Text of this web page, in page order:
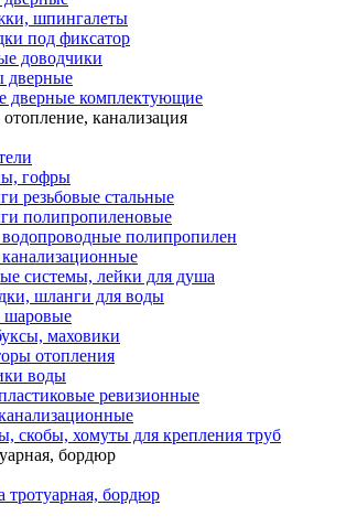
шпингалеты
под фиксатор
доводчики
дверные комплектующие
канализация
гофры
резьбовые стальные
полипропиленовые
полипропилен
системы, лейки для душа
шланги для воды
маховики
отопления
воды
ревизионные
скобы, хомуты для крепления труб
бордюр
тротуарная, бордюр